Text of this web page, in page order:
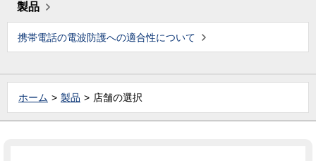
製品
携帯電話の電波防護への適合性について
ホーム 製品 店舗の選択